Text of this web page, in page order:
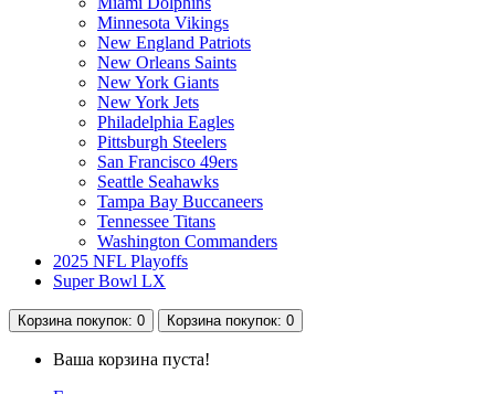
Minnesota Vikings
New England Patriots
New Orleans Saints
New York Giants
New York Jets
Philadelphia Eagles
Pittsburgh Steelers
San Francisco 49ers
Seattle Seahawks
Tampa Bay Buccaneers
Tennessee Titans
Washington Commanders
2025 NFL Playoffs
Super Bowl LX
Корзина покупок: 0 Корзина покупок: 0
Ваша корзина пуста!